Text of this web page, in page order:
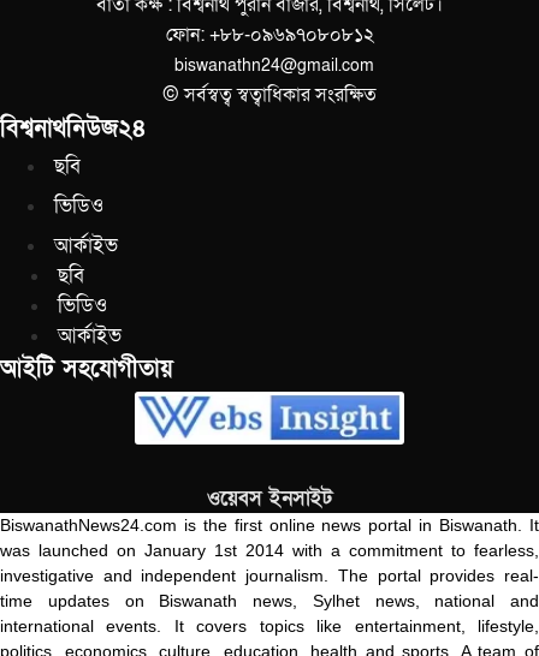
ফোন: +৮৮-০৯৬৯৭০৮০৮১২
biswanathn24@gmail.com
© সর্বস্বত্ব স্বত্বাধিকার সংরক্ষিত
বিশ্বনাথনিউজ২৪
ছবি
ভিডিও
আর্কাইভ
ছবি
ভিডিও
আর্কাইভ
আইটি সহযোগীতায়
ওয়েবস ইনসাইট
BiswanathNews24.com is the first online news portal in Biswanath. It
was launched on January 1st 2014 with a commitment to fearless,
investigative and independent journalism. The portal provides real-
time updates on Biswanath news, Sylhet news, national and
international events. It covers topics like entertainment, lifestyle,
politics, economics, culture, education, health and sports. A team of